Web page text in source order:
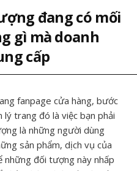
đang có mối
gì mà doanh
cấp
fanpage cửa hàng, bước
trang đó là việc bạn phải
là những người dùng
sản phẩm, dịch vụ của
những đối tượng này nhấp